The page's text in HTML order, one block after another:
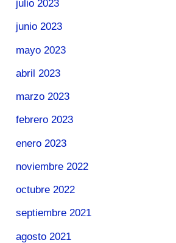
julio 2023
junio 2023
mayo 2023
abril 2023
marzo 2023
febrero 2023
enero 2023
noviembre 2022
octubre 2022
septiembre 2021
agosto 2021